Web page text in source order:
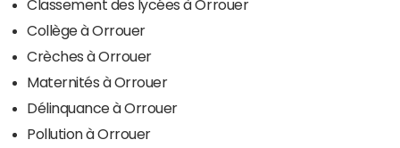
Classement des lycées à Orrouer
Collège à Orrouer
Crèches à Orrouer
Maternités à Orrouer
Délinquance à Orrouer
Pollution à Orrouer